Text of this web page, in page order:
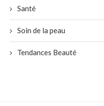
Santé
Soin de la peau
Tendances Beauté